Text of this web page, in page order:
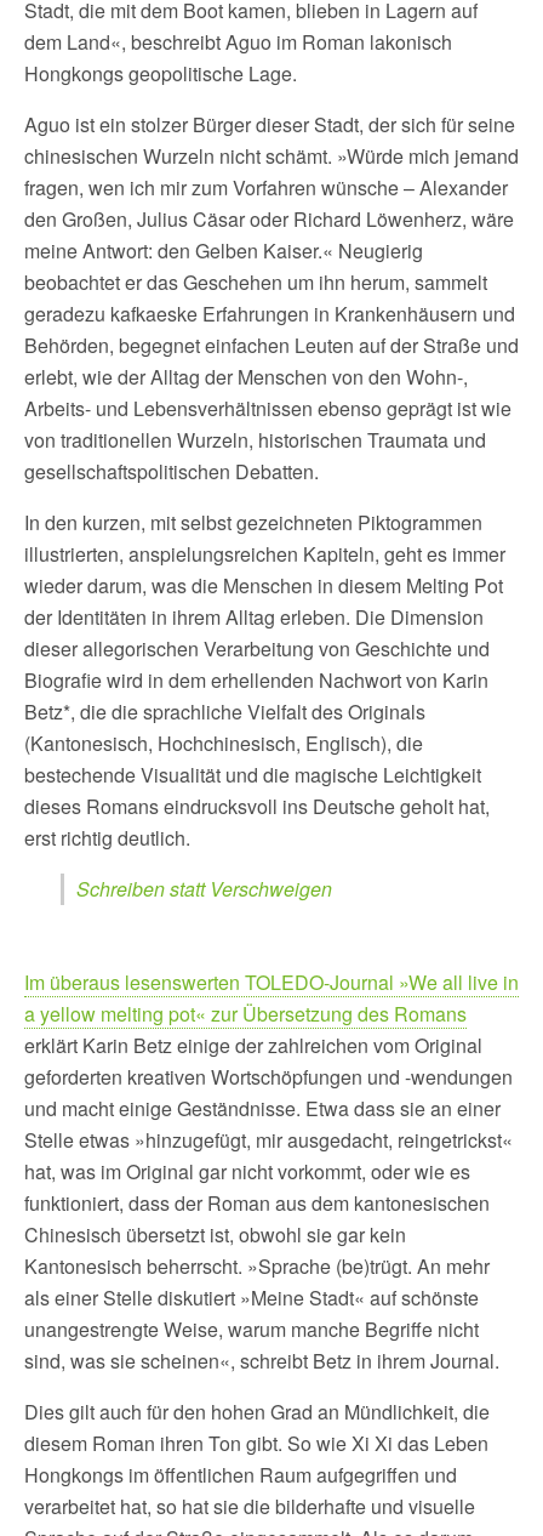
Stadt, die mit dem Boot kamen, blieben in Lagern auf
dem Land«, beschreibt Aguo im Roman lakonisch
Hongkongs geopolitische Lage.
Aguo ist ein stolzer Bürger dieser Stadt, der sich für seine
chinesischen Wurzeln nicht schämt. »Würde mich jemand
fragen, wen ich mir zum Vorfahren wünsche – Alexander
den Großen, Julius Cäsar oder Richard Löwenherz, wäre
meine Antwort: den Gelben Kaiser.« Neugierig
beobachtet er das Geschehen um ihn herum, sammelt
geradezu kafkaeske Erfahrungen in Krankenhäusern und
Behörden, begegnet einfachen Leuten auf der Straße und
erlebt, wie der Alltag der Menschen von den Wohn-,
Arbeits- und Lebensverhältnissen ebenso geprägt ist wie
von traditionellen Wurzeln, historischen Traumata und
gesellschaftspolitischen Debatten.
In den kurzen, mit selbst gezeichneten Piktogrammen
illustrierten, anspielungsreichen Kapiteln, geht es immer
wieder darum, was die Menschen in diesem Melting Pot
der Identitäten in ihrem Alltag erleben. Die Dimension
dieser allegorischen Verarbeitung von Geschichte und
Biografie wird in dem erhellenden Nachwort von Karin
Betz*, die die sprachliche Vielfalt des Originals
(Kantonesisch, Hochchinesisch, Englisch), die
bestechende Visualität und die magische Leichtigkeit
dieses Romans eindrucksvoll ins Deutsche geholt hat,
erst richtig deutlich.
Schreiben statt Verschweigen
Im überaus lesenswerten TOLEDO-Journal »We all live in
a yellow melting pot« zur Übersetzung des Romans
erklärt Karin Betz einige der zahlreichen vom Original
geforderten kreativen Wortschöpfungen und -wendungen
und macht einige Geständnisse. Etwa dass sie an einer
Stelle etwas »hinzugefügt, mir ausgedacht, reingetrickst«
hat, was im Original gar nicht vorkommt, oder wie es
funktioniert, dass der Roman aus dem kantonesischen
Chinesisch übersetzt ist, obwohl sie gar kein
Kantonesisch beherrscht. »Sprache (be)trügt. An mehr
als einer Stelle diskutiert »Meine Stadt« auf schönste
unangestrengte Weise, warum manche Begriffe nicht
sind, was sie scheinen«, schreibt Betz in ihrem Journal.
Dies gilt auch für den hohen Grad an Mündlichkeit, die
diesem Roman ihren Ton gibt. So wie Xi Xi das Leben
Hongkongs im öffentlichen Raum aufgegriffen und
verarbeitet hat, so hat sie die bilderhafte und visuelle